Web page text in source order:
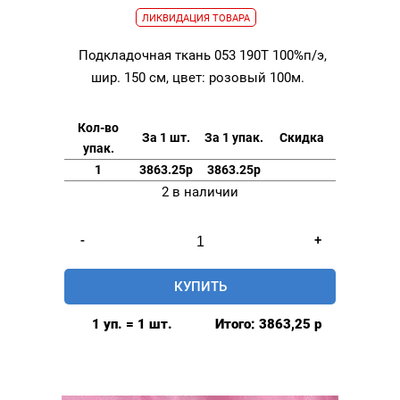
ЛИКВИДАЦИЯ ТОВАРА
Подкладочная ткань 053 190Т 100%п/э,
шир. 150 см, цвет: розовый 100м.
Кол-во
упак.
За 1 шт. За 1 упак. Скидка
1 3863.25р 3863.25р
2 в наличии
-
товара
Подкладочная
ткань
+
КУПИТЬ
1 уп. = 1 шт. Итого: 3863,25 р